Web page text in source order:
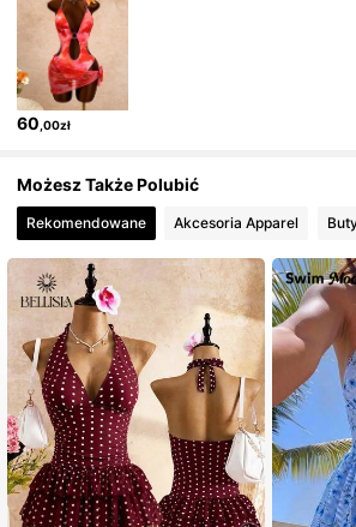
4,83
60,00zł
Możesz Także Polubić
Rekomendowane Akcesoria Apparel